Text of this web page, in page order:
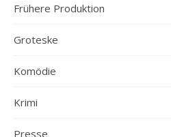
Frühere Produktion
Groteske
Komödie
Krimi
Presse